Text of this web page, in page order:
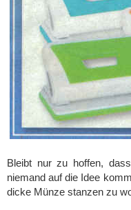
Bleibt nur zu hoffen,
niemand auf die Idee
dicke Münze stanzen zu